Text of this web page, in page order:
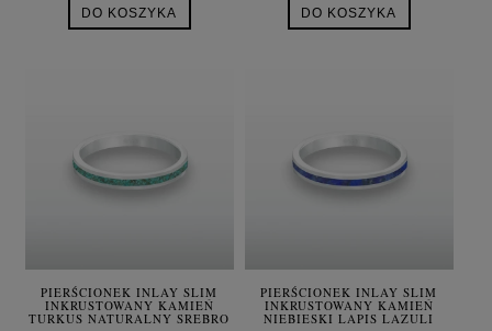
DO KOSZYKA DO KOSZYKA
PIERŚCIONEK INLAY SLIM
INKRUSTOWANY KAMIEŃ
TURKUS NATURALNY SREBRO
PIERŚCIONEK INLAY SLIM
INKRUSTOWANY KAMIEŃ
NIEBIESKI LAPIS LAZULI